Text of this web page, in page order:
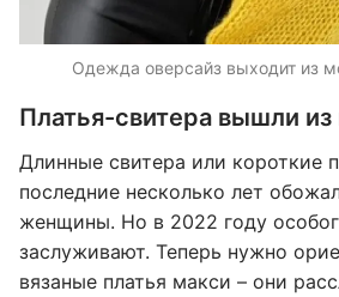
Одежда оверсайз выходит из
Платья-свитера вышли
Длинные свитера или короткие
последние несколько лет
женщины. Но в 2022 году
заслуживают. Теперь нужно
вязаные платья макси – они